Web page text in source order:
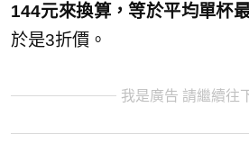
144元來換算，等於平均單杯
於是3折價。
我是廣告 請繼續往